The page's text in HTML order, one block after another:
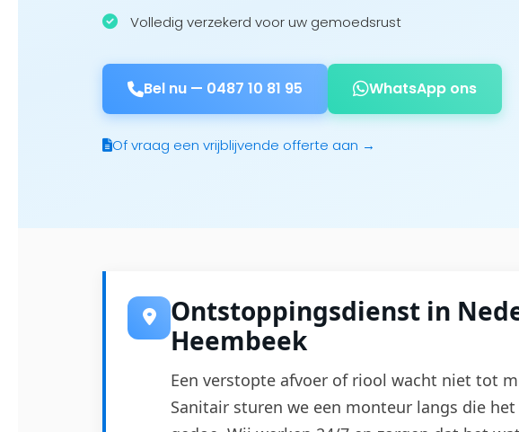
Volledig verzekerd voor uw gemoedsrust
Bel nu — 0487 10 81 95 WhatsApp ons
Of vraag een vrijblijvende offerte aan →
Ontstoppingsdienst in
Heembeek
Een verstopte afvoer of riool wacht niet tot
Sanitair sturen we een monteur langs die